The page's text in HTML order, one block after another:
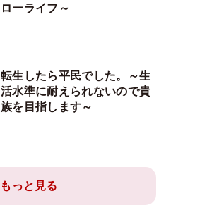
ローライフ～
転生したら平民でした。～生
活水準に耐えられないので貴
族を目指します～
もっと見る